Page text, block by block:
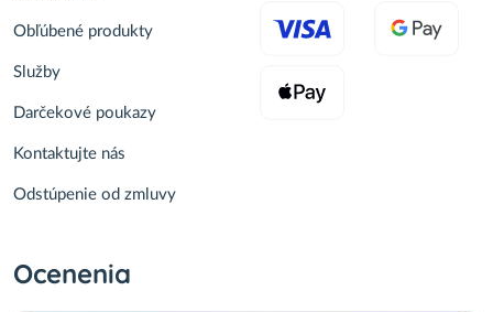
Obľúbené produkty
Služby
Darčekové poukazy
Kontaktujte nás
Odstúpenie od zmluvy
Ocenenia